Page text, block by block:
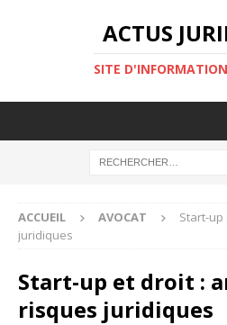
ACTUS
SITE
ACCUEIL AVOCAT
Start-
juridiques
Start-up et droit :
risques juridiques